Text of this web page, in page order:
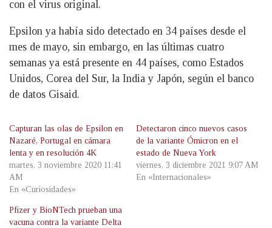
con el virus original.
Epsilon ya había sido detectado en 34 países desde el
mes de mayo, sin embargo, en las últimas cuatro
semanas ya está presente en 44 países, como Estados
Unidos, Corea del Sur, la India y Japón, según el banco
de datos Gisaid.
Capturan las olas de Epsilon en
Nazaré, Portugal en cámara
lenta y en resolución 4K
martes, 3 noviembre 2020 11:41
AM
En «Curiosidades»
Detectaron cinco nuevos casos
de la variante Ómicron en el
estado de Nueva York
viernes, 3 diciembre 2021 9:07 AM
En «Internacionales»
Pfizer y BioNTech prueban una
vacuna contra la variante Delta